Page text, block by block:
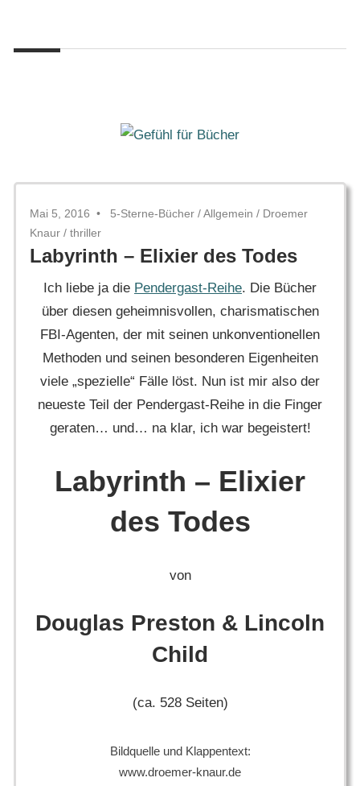
springen
Gefühl
für
Mai 5, 2016 5-Sterne-Bücher /Allgemein / Droemer
Knaur / thriller
Labyrinth – Elixier des Todes
Ich liebe ja die Pendergast-Reihe. Die Bücher
über diesen geheimnisvollen, charismatischen
FBI-Agenten, der mit seinen unkonventionellen
Methoden und seinen besonderen Eigenheiten
viele „spezielle“ Fälle löst. Nun ist mir also der
neueste Teil der Pendergast-Reihe in die Finger
geraten… und… na klar, ich war begeistert!
Labyrinth – Elixier
des Todes
von
Douglas Preston & Lincoln
Child
(ca. 528 Seiten)
Bildquelle und Klappentext:
www.droemer-knaur.de